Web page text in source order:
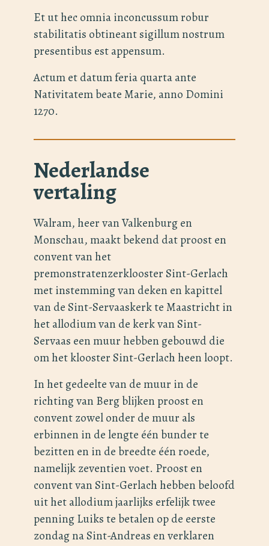
Et ut hec omnia inconcussum robur
stabilitatis obtineant sigillum nostrum
presentibus est appensum.
Actum et datum feria quarta ante
Nativitatem beate Marie, anno Domini
1270.
Nederlandse
vertaling
Walram, heer van Valkenburg en
Monschau, maakt bekend dat proost en
convent van het
premonstratenzerklooster Sint-Gerlach
met instemming van deken en kapittel
van de Sint-Servaaskerk te Maastricht in
het allodium van de kerk van Sint-
Servaas een muur hebben gebouwd die
om het klooster Sint-Gerlach heen loopt.
In het gedeelte van de muur in de
richting van Berg blijken proost en
convent zowel onder de muur als
erbinnen in de lengte één bunder te
bezitten en in de breedte één roede,
namelijk zeventien voet. Proost en
convent van Sint-Gerlach hebben beloofd
uit het allodium jaarlijks erfelijk twee
penning Luiks te betalen op de eerste
zondag na Sint-Andreas en verklaren